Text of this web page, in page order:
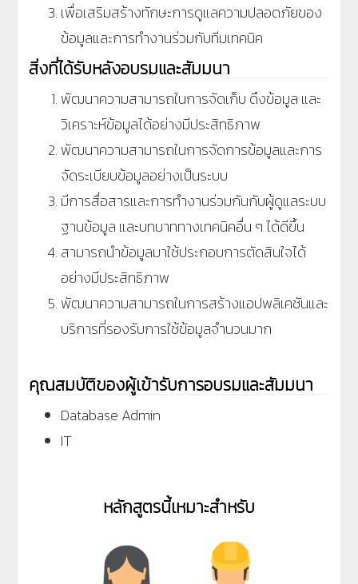
เพื่อเสริมสร้างทักษะการดูแลความปลอดภัยของ
ข้อมูลและการทำงานร่วมกับทีมเทคนิค
สิ่งที่ได้รับหลังอบรมและสัมมนา
พัฒนาความสามารถในการจัดเก็บ ดึงข้อมูล และ
วิเคราะห์ข้อมูลได้อย่างมีประสิทธิภาพ
พัฒนาความสามารถในการจัดการข้อมูลและการ
จัดระเบียบข้อมูลอย่างเป็นระบบ
มีการสื่อสารและการทำงานร่วมกันกับผู้ดูแลระบบ
ฐานข้อมูล และบทบาททางเทคนิคอื่น ๆ ได้ดีขึ้น
สามารถนำข้อมูลมาใช้ประกอบการตัดสินใจได้
อย่างมีประสิทธิภาพ
พัฒนาความสามารถในการสร้างแอปพลิเคชันและ
บริการที่รองรับการใช้ข้อมูลจำนวนมาก
คุณสมบัติของผู้เข้ารับการอบรมและสัมมนา
Database Admin
IT
หลักสูตรนี้เหมาะสำหรับ